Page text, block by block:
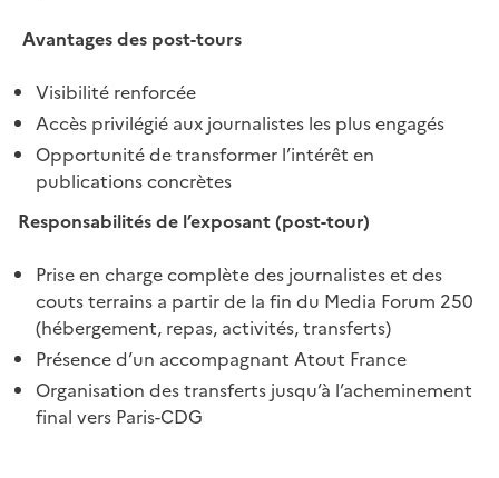
Avantages des post-tours
Visibilité renforcée
Accès privilégié aux journalistes les plus engagés
Opportunité de transformer l’intérêt en
publications concrètes
Responsabilités de l’exposant (post-tour)
Prise en charge complète des journalistes et des
couts terrains a partir de la fin du Media Forum 250
(hébergement, repas, activités, transferts)
Présence d’un accompagnant Atout France
Organisation des transferts jusqu’à l’acheminement
final vers Paris-CDG